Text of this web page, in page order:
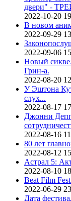
двери" -
2022-10-20
В новом
2022-09-29
2022-09-06
Новый
Грин-а.
2022-08-20
У Эштона
слух...
2022-08-17
Джонни Депп
2022-08-16
80 лет
2022-08-12
Астрал 5:
2022-08-10
Beat Film
2022-06-29
Дата